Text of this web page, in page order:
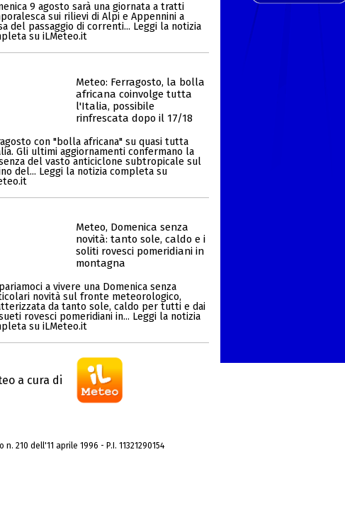
9 agosto sarà una giornata a tratti
sui rilievi di Alpi e Appennini a
del passaggio di correnti... Leggi la notizia
su iLMeteo.it
Meteo: Ferragosto, la bolla
africana coinvolge tutta
l'Italia, possibile
rinfrescata dopo il 17/18
con "bolla africana" su quasi tutta
Gli ultimi aggiornamenti confermano la
del vasto anticiclone subtropicale sul
del... Leggi la notizia completa su
Meteo, Domenica senza
novità: tanto sole, caldo e i
soliti rovesci pomeridiani in
montagna
a vivere una Domenica senza
novità sul fronte meteorologico,
da tanto sole, caldo per tutti e dai
rovesci pomeridiani in... Leggi la notizia
su iLMeteo.it
a cura di
dell'11 aprile 1996 - P.I. 11321290154